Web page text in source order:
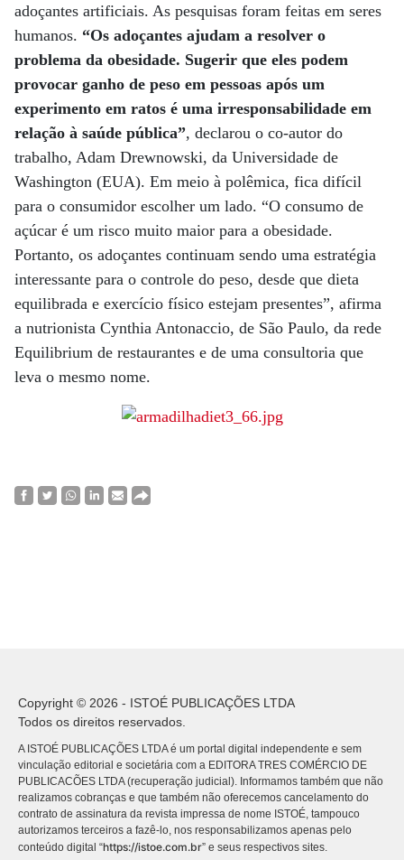
adoçantes artificiais. As pesquisas foram feitas em seres
humanos. “Os adoçantes ajudam a resolver o
problema da obesidade. Sugerir que eles podem
provocar ganho de peso em pessoas após um
experimento em ratos é uma irresponsabilidade em
relação à saúde pública”, declarou o co-autor do
trabalho, Adam Drewnowski, da Universidade de
Washington (EUA). Em meio à polêmica, fica difícil
para o consumidor escolher um lado. “O consumo de
açúcar é um risco muito maior para a obesidade.
Portanto, os adoçantes continuam sendo uma estratégia
interessante para o controle do peso, desde que dieta
equilibrada e exercício físico estejam presentes”, afirma
a nutrionista Cynthia Antonaccio, de São Paulo, da rede
Equilibrium de restaurantes e de uma consultoria que
leva o mesmo nome.
Copyright © 2026 - ISTOÉ PUBLICAÇÕES LTDA
Todos os direitos reservados.
A ISTOÉ PUBLICAÇÕES LTDA é um portal digital independente e sem
vinculação editorial e societária com a EDITORA TRES COMÉRCIO DE
PUBLICACÕES LTDA (recuperação judicial). Informamos também que não
realizamos cobranças e que também não oferecemos cancelamento do
contrato de assinatura da revista impressa de nome ISTOÉ, tampouco
autorizamos terceiros a fazê-lo, nos responsabilizamos apenas pelo
conteúdo digital “https://istoe.com.br” e seus respectivos sites.